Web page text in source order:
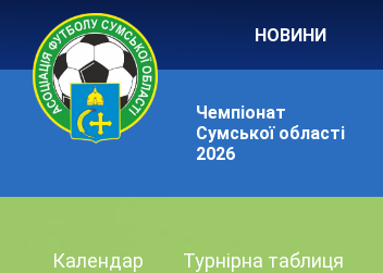
НОВИНИ
Чемпіонат
Сумської області
2026
Календар Турнірна таблиця